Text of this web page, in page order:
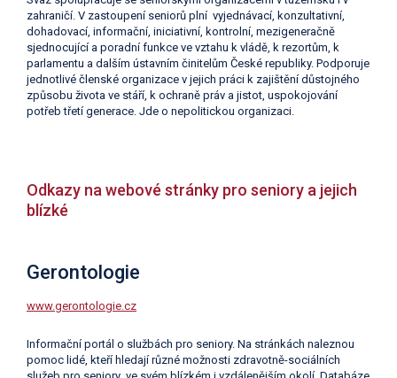
zahraničí. V zastoupení seniorů plní vyjednávací, konzultativní,
dohadovací, informační, iniciativní, kontrolní, mezigeneračně
sjednocující a poradní funkce ve vztahu k vládě, k rezortům, k
parlamentu a dalším ústavním činitelům České republiky. Podporuje
jednotlivé členské organizace v jejich práci k zajištění důstojného
způsobu života ve stáří, k ochraně práv a jistot, uspokojování
potřeb třetí generace. Jde o nepolitickou organizaci.
Odkazy na webové stránky pro seniory a jejich
blízké
Gerontologie
www.gerontologie.cz
Informační portál o službách pro seniory. Na stránkách naleznou
pomoc lidé, kteří hledají různé možnosti zdravotně-sociálních